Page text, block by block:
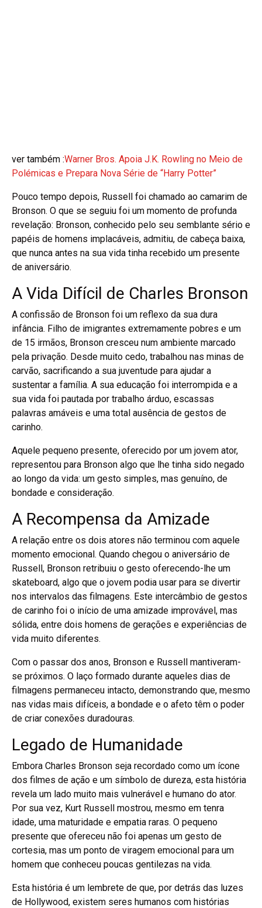
ver também :Warner Bros. Apoia J.K. Rowling no Meio de
Polémicas e Prepara Nova Série de “Harry Potter”
Pouco tempo depois, Russell foi chamado ao camarim de
Bronson. O que se seguiu foi um momento de profunda
revelação: Bronson, conhecido pelo seu semblante sério e
papéis de homens implacáveis, admitiu, de cabeça baixa,
que nunca antes na sua vida tinha recebido um presente
de aniversário.
A Vida Difícil de Charles Bronson
A confissão de Bronson foi um reflexo da sua dura
infância. Filho de imigrantes extremamente pobres e um
de 15 irmãos, Bronson cresceu num ambiente marcado
pela privação. Desde muito cedo, trabalhou nas minas de
carvão, sacrificando a sua juventude para ajudar a
sustentar a família. A sua educação foi interrompida e a
sua vida foi pautada por trabalho árduo, escassas
palavras amáveis e uma total ausência de gestos de
carinho.
Aquele pequeno presente, oferecido por um jovem ator,
representou para Bronson algo que lhe tinha sido negado
ao longo da vida: um gesto simples, mas genuíno, de
bondade e consideração.
A Recompensa da Amizade
A relação entre os dois atores não terminou com aquele
momento emocional. Quando chegou o aniversário de
Russell, Bronson retribuiu o gesto oferecendo-lhe um
skateboard, algo que o jovem podia usar para se divertir
nos intervalos das filmagens. Este intercâmbio de gestos
de carinho foi o início de uma amizade improvável, mas
sólida, entre dois homens de gerações e experiências de
vida muito diferentes.
Com o passar dos anos, Bronson e Russell mantiveram-
se próximos. O laço formado durante aqueles dias de
filmagens permaneceu intacto, demonstrando que, mesmo
nas vidas mais difíceis, a bondade e o afeto têm o poder
de criar conexões duradouras.
Legado de Humanidade
Embora Charles Bronson seja recordado como um ícone
dos filmes de ação e um símbolo de dureza, esta história
revela um lado muito mais vulnerável e humano do ator.
Por sua vez, Kurt Russell mostrou, mesmo em tenra
idade, uma maturidade e empatia raras. O pequeno
presente que ofereceu não foi apenas um gesto de
cortesia, mas um ponto de viragem emocional para um
homem que conheceu poucas gentilezas na vida.
Esta história é um lembrete de que, por detrás das luzes
de Hollywood, existem seres humanos com histórias